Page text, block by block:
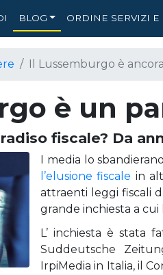
BLOG ORDINE SERVIZI E
Il Lussemburgo è
è un
fiscale? Da
I media lo
l’elusione fiscale in
attraenti leggi fiscali
grande inchiesta a
L’ inchiesta è stata
Suddeutsche
IrpiMedia in Italia, il